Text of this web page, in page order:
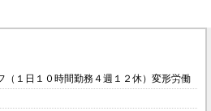
（１日１０時間勤務４週１２休）変形労働